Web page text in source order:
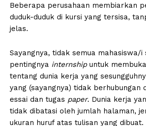
Beberapa perusahaan membiarkan
duduk-duduk di kursi yang tersisa,
jelas.
Sayangnya, tidak semua mahasiswa/
pentingnya internshipuntuk
tentang dunia kerja yang
yang (sayangnya) tidak berhubungan
essai dan tugas paper. Dunia kerja
tidak dibatasi oleh jumlah halaman,
ukuran huruf atas tulisan yang dibuat.